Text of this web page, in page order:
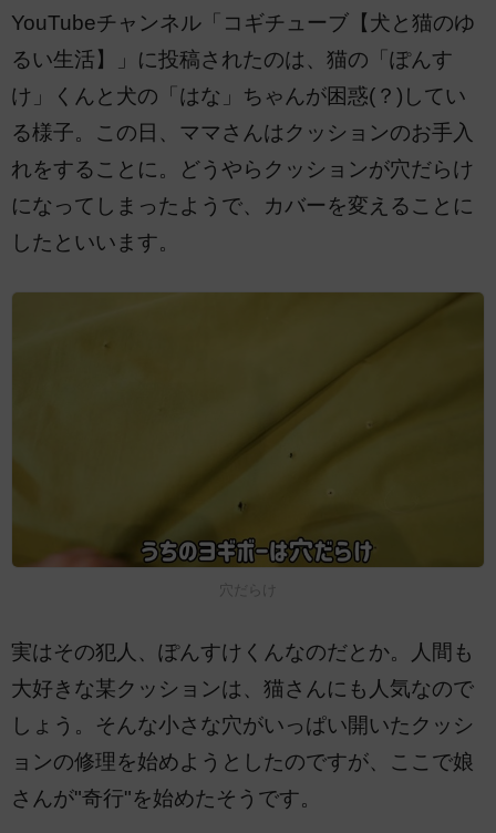
YouTubeチャンネル「コギチューブ【犬と猫のゆ
るい生活】」に投稿されたのは、猫の「ぽんす
け」くんと犬の「はな」ちゃんが困惑(？)してい
る様子。この日、ママさんはクッションのお手入
れをすることに。どうやらクッションが穴だらけ
になってしまったようで、カバーを変えることに
したといいます。
穴だらけ
実はその犯人、ぽんすけくんなのだとか。人間も
大好きな某クッションは、猫さんにも人気なので
しょう。そんな小さな穴がいっぱい開いたクッシ
ョンの修理を始めようとしたのですが、ここで娘
さんが"奇行"を始めたそうです。